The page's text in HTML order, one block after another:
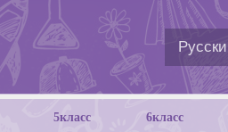
5класс 6класс